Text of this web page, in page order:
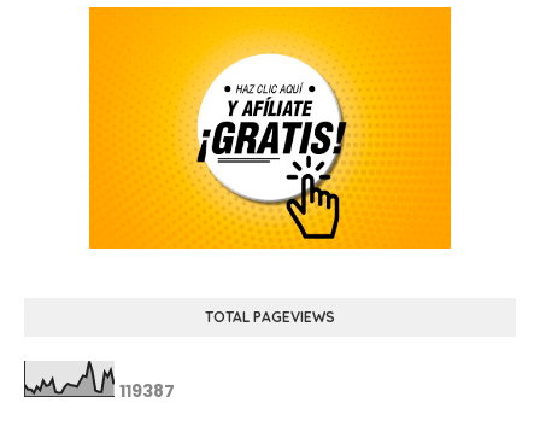
TOTAL PAGEVIEWS
119387